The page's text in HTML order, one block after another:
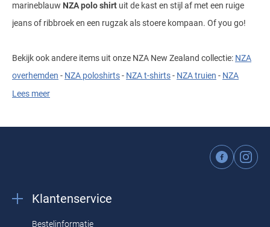
marineblauw NZA polo shirt uit de kast en stijl af met een ruige
jeans of ribbroek en een rugzak als stoere kompaan. Of you go!
Bekijk ook andere items uit onze NZA New Zealand collectie: NZA
overhemden - NZA poloshirts- NZA t-shirts- NZA truien - NZA
vesten-NZA shorts
Materiaal en pasvorm
in de online shop
is gemaakt van puur katoen. Het gunstige van katoen is dat het
Lees meer
Klantenservice
Bestelinformatie